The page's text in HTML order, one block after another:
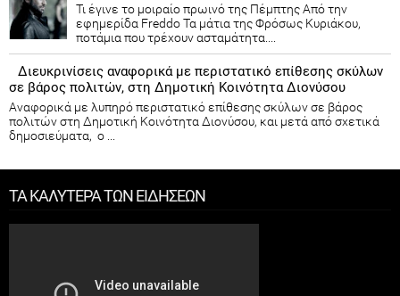
Τι έγινε το μοιραίο πρωινό της Πέμπτης Από την
εφημερίδα Freddo Τα μάτια της Φρόσως Κυριάκου,
ποτάμια που τρέχουν ασταμάτητα....
Διευκρινίσεις αναφορικά με περιστατικό επίθεσης σκύλων
σε βάρος πολιτών, στη Δημοτική Κοινότητα Διονύσου
Αναφορικά με λυπηρό περιστατικό επίθεσης σκύλων σε βάρος
πολιτών στη Δημοτική Κοινότητα Διονύσου, και μετά από σχετικά
δημοσιεύματα, ο ...
ΤΑ ΚΑΛΥΤΕΡΑ ΤΩΝ ΕΙΔΗΣΕΩΝ